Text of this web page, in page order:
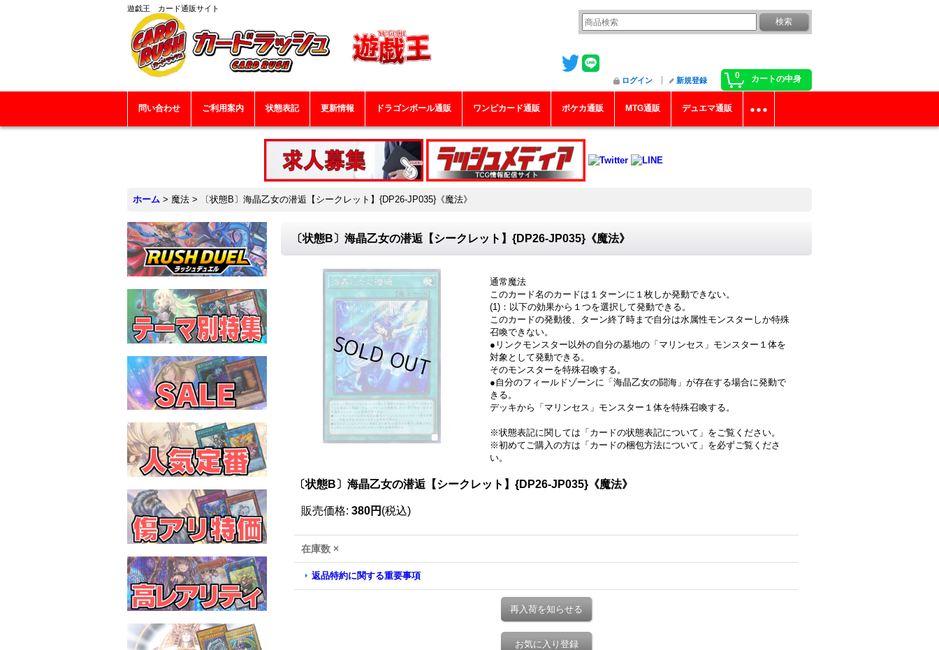
遊戯王 カード通販サイト
0 カートの中身
ログイン 新規登録
問い合わせ ご利用案内 状態表記 更新情報 ドラゴンボール通販 ワンピカード通販 ポケカ通販 MTG通販 デュエマ通販
ホーム > 魔法 > 〔状態B〕海晶乙女の潜逅【シークレット】{DP26-JP035}《魔法》
〔状態B〕海晶乙女の潜逅【シークレット】{DP26-JP035}《魔法》
通常魔法
このカード名のカードは１ターンに１枚しか発動できない。
(1)：以下の効果から１つを選択して発動できる。
このカードの発動後、ターン終了時まで自分は水属性モンスターしか特殊
召喚できない。
●リンクモンスター以外の自分の墓地の「マリンセス」モンスター１体を
対象として発動できる。
そのモンスターを特殊召喚する。
●自分のフィールドゾーンに「海晶乙女の闘海」が存在する場合に発動で
きる。
デッキから「マリンセス」モンスター１体を特殊召喚する。
※状態表記に関しては「 カードの状態表記について」をご覧ください。
※初めてご購入の方は「 カードの梱包方法について」を必ずご覧くださ
い。
〔状態B〕海晶乙女の潜逅【シークレット】{DP26-JP035}《魔法》
販売価格: 380円 (税込)
在庫数 ×
返品特約に関する重要事項
再入荷を知らせる
お気に入り登録